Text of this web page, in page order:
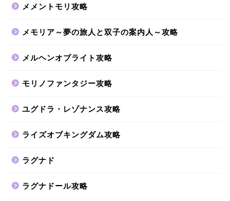
メメントモリ攻略
メモリア～夢の旅人と双子の案内人～攻略
メルヘンオブライト攻略
モリノファンタジー攻略
ユグドラ・レゾナンス攻略
ライズオブキングダム攻略
ラグナド
ラグナドール攻略